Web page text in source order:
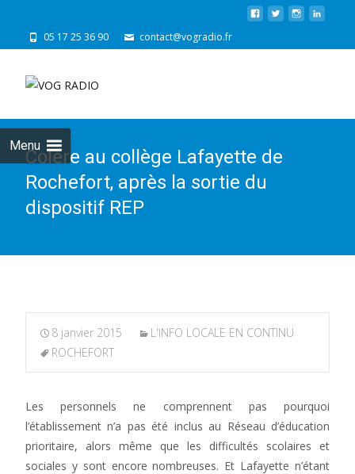
05 17 25 36 90 contact@vogradio.fr
Menu
Colère au collège Lafayette de
Rochefort, après la sortie du
dispositif REP
8 janvier 2015
L'INFO LOCALE EN CONTINU
ROCHEFORT
Les personnels ne comprennent pas pourquoi
l’établissement n’a pas été inclus au Réseau d’éducation
prioritaire, alors même que les difficultés scolaires et
sociales y sont encore nombreuses. Et Lafayette n’étant